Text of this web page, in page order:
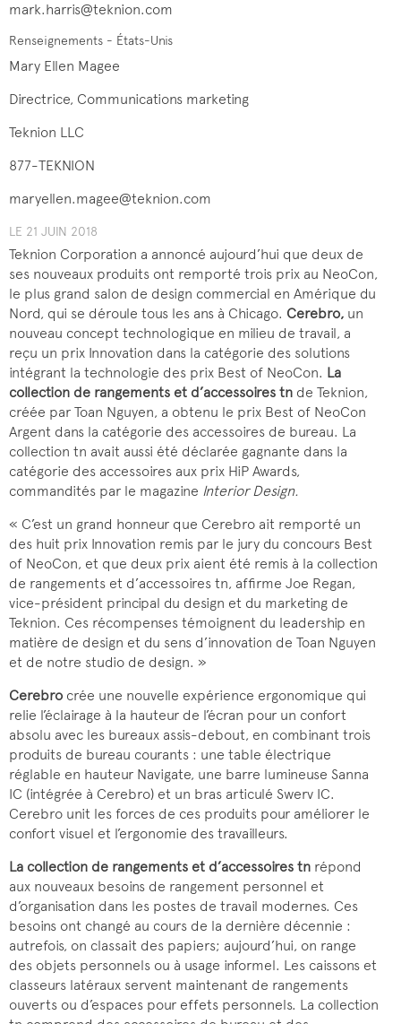
mark.harris@teknion.com
Renseignements - États-Unis
Mary Ellen Magee
Directrice, Communications marketing
Teknion LLC
877-TEKNION
maryellen.magee@teknion.com
LE 21 JUIN 2018
Teknion Corporation a annoncé aujourd’hui que deux de
ses nouveaux produits ont remporté trois prix au NeoCon,
le plus grand salon de design commercial en Amérique du
Nord, qui se déroule tous les ans à Chicago. Cerebro, un
nouveau concept technologique en milieu de travail, a
reçu un prix Innovation dans la catégorie des solutions
intégrant la technologie des prix Best of NeoCon. La
collection de rangements et d’accessoires tn de Teknion,
créée par Toan Nguyen, a obtenu le prix Best of NeoCon
Argent dans la catégorie des accessoires de bureau. La
collection tn avait aussi été déclarée gagnante dans la
catégorie des accessoires aux prix HiP Awards,
commandités par le magazine Interior Design.
« C’est un grand honneur que Cerebro ait remporté un
des huit prix Innovation remis par le jury du concours Best
of NeoCon, et que deux prix aient été remis à la collection
de rangements et d’accessoires tn, affirme Joe Regan,
vice-président principal du design et du marketing de
Teknion. Ces récompenses témoignent du leadership en
matière de design et du sens d’innovation de Toan Nguyen
et de notre studio de design. »
Cerebro crée une nouvelle expérience ergonomique qui
relie l’éclairage à la hauteur de l’écran pour un confort
absolu avec les bureaux assis-debout, en combinant trois
produits de bureau courants : une table électrique
réglable en hauteur Navigate, une barre lumineuse Sanna
IC (intégrée à Cerebro) et un bras articulé Swerv IC.
Cerebro unit les forces de ces produits pour améliorer le
confort visuel et l’ergonomie des travailleurs.
La collection de rangements et d’accessoires tn répond
aux nouveaux besoins de rangement personnel et
d’organisation dans les postes de travail modernes. Ces
besoins ont changé au cours de la dernière décennie :
autrefois, on classait des papiers; aujourd’hui, on range
des objets personnels ou à usage informel. Les caissons et
classeurs latéraux servent maintenant de rangements
ouverts ou d’espaces pour effets personnels. La collection